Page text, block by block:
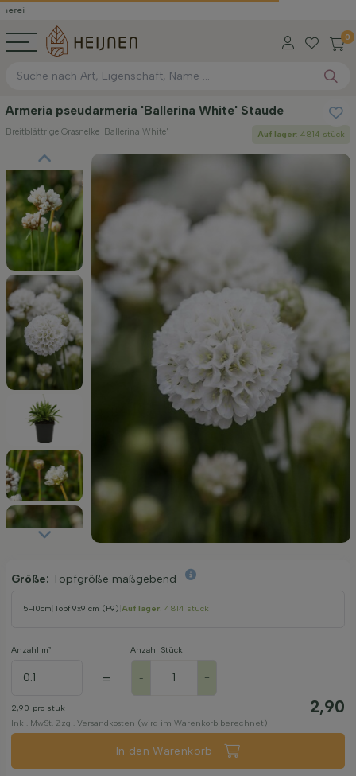
0
Armeria pseudarmeria 'Ballerina White' Staude
Breitblättrige Grasnelke 'Ballerina White' Auf lager: 4814 stück
Größe: Topfgröße maßgebend
5-10cm Topf 9x9 cm (P9) Auf lager: 4814 stück
Anzahl m²
=
Anzahl Stück
- +
2,90 pro stuk 2,90
Inkl. MwSt. Zzgl. Versandkosten (wird im Warenkorb berechnet)
In den Warenkorb